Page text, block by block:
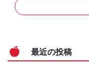
最近の投稿